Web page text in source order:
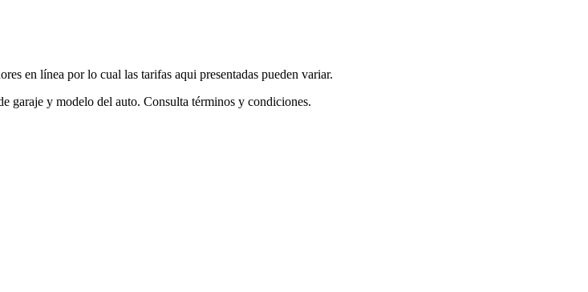
en línea por lo cual las tarifas aqui presentadas pueden variar.
garaje y modelo del auto. Consulta términos y condiciones.